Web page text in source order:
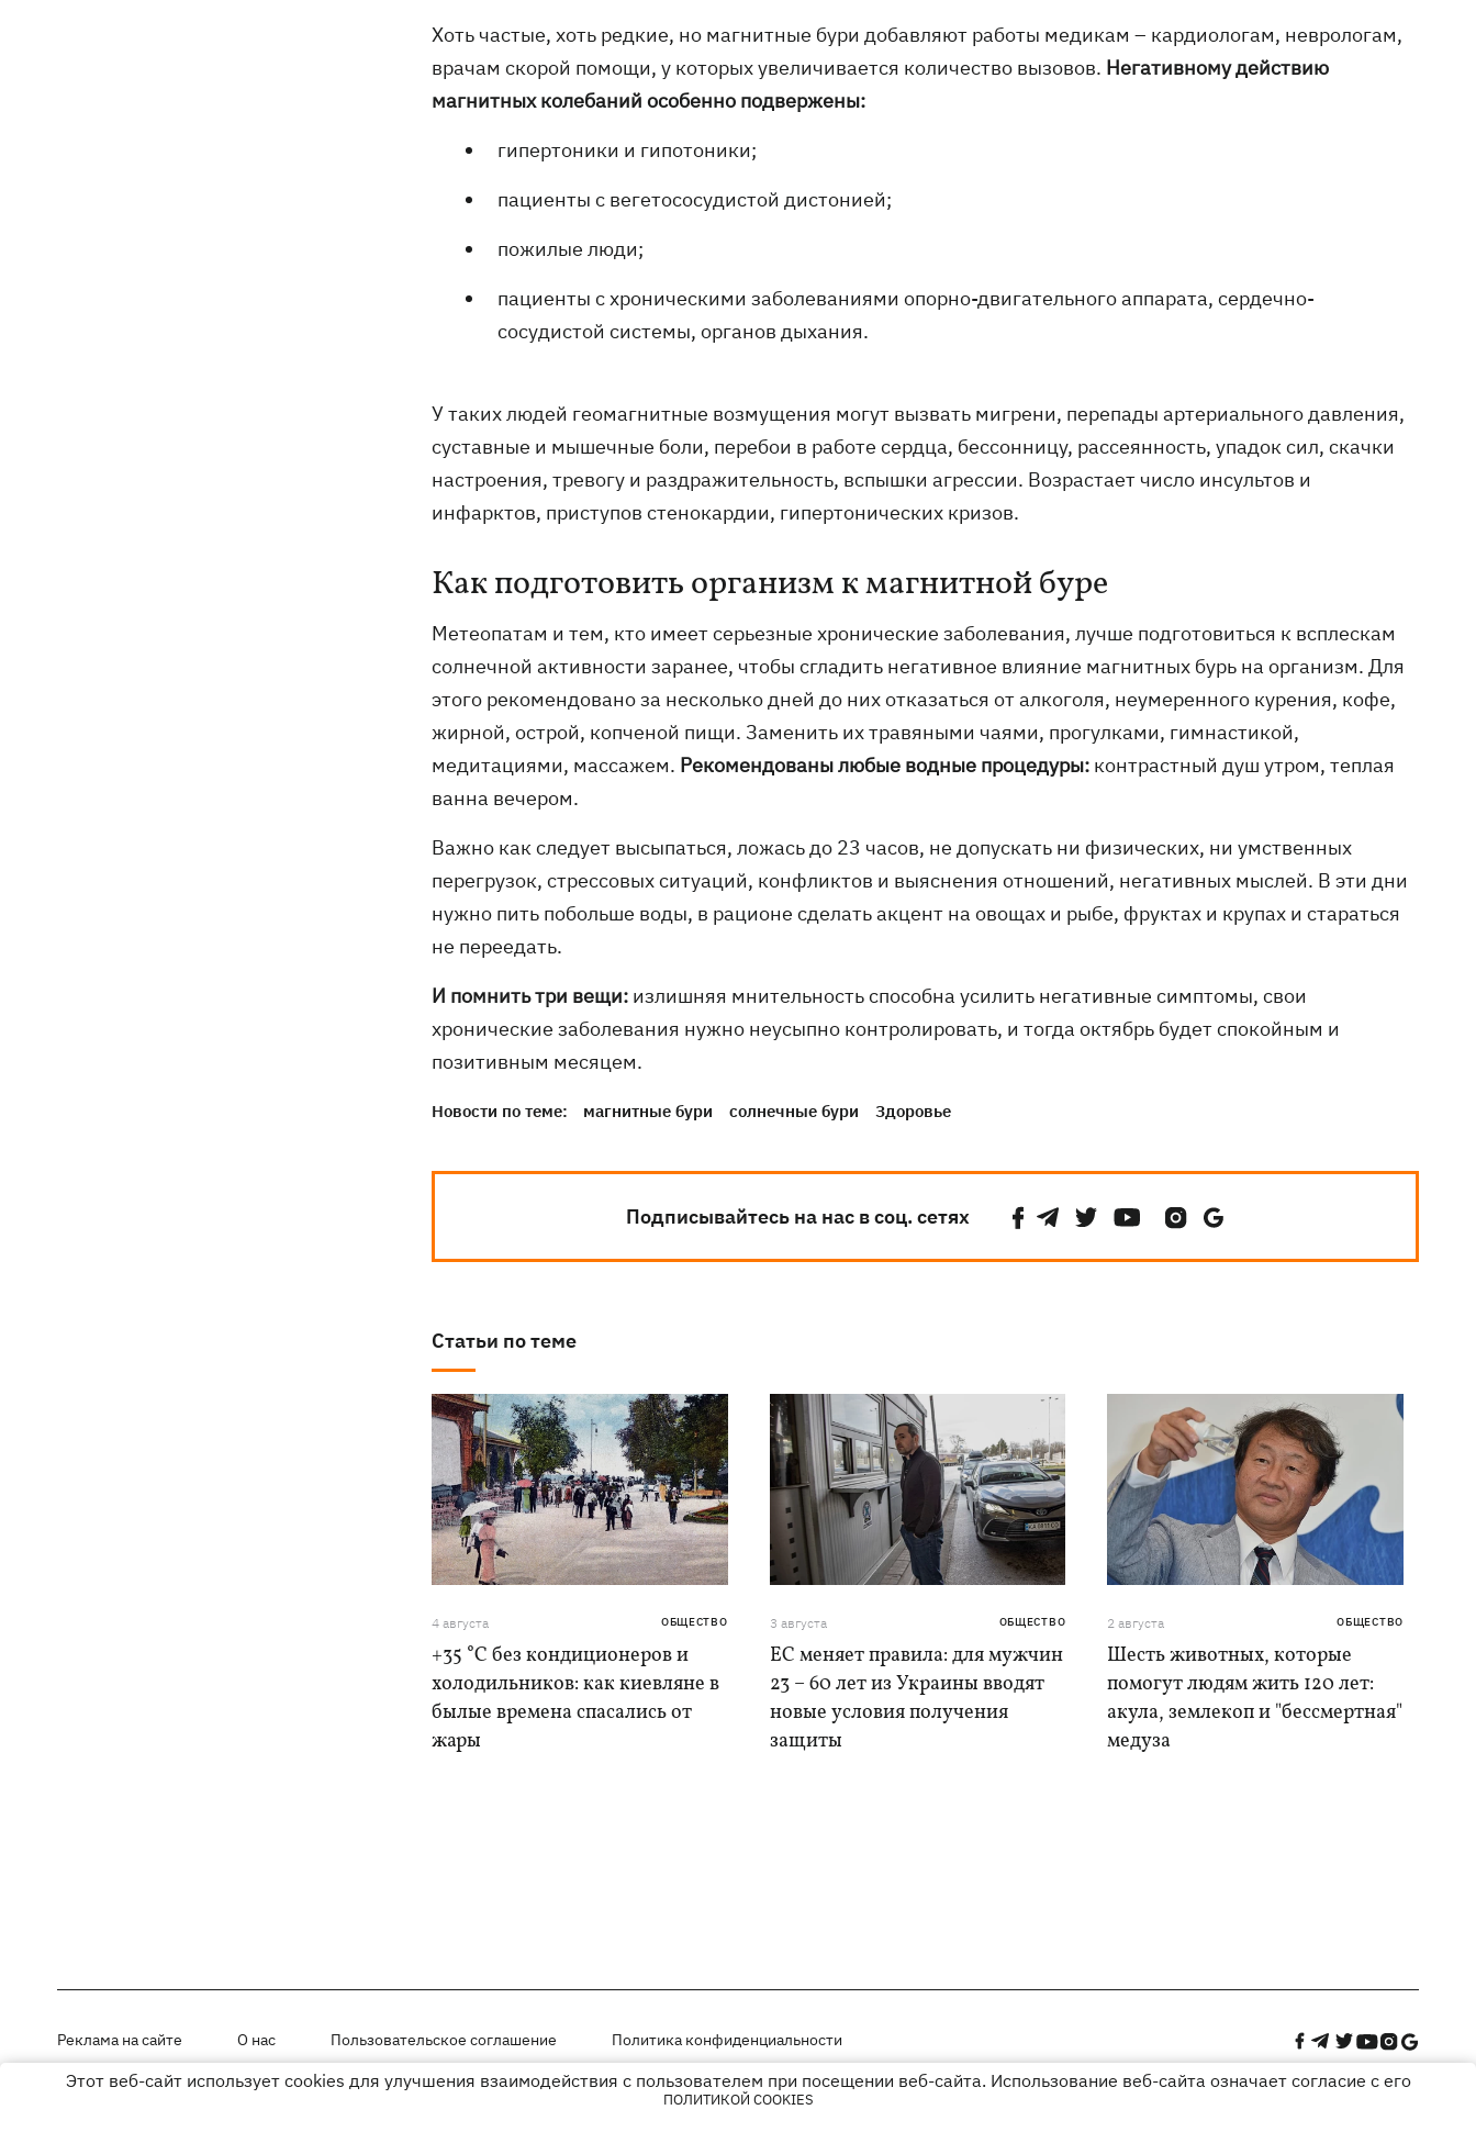
Хоть частые, хоть редкие, но магнитные бури добавляют работы медикам – кардиологам, неврологам,
врачам скорой помощи, у которых увеличивается количество вызовов. Негативному действию
магнитных колебаний особенно подвержены:
гипертоники и гипотоники;
пациенты с вегетососудистой дистонией;
пожилые люди;
пациенты с хроническими заболеваниями опорно-двигательного аппарата, сердечно-
сосудистой системы, органов дыхания.
У таких людей геомагнитные возмущения могут вызвать мигрени, перепады артериального давления,
суставные и мышечные боли, перебои в работе сердца, бессонницу, рассеянность, упадок сил, скачки
настроения, тревогу и раздражительность, вспышки агрессии. Возрастает число инсультов и
инфарктов, приступов стенокардии, гипертонических кризов.
Как подготовить организм к магнитной буре
Метеопатам и тем, кто имеет серьезные хронические заболевания, лучше подготовиться к всплескам
солнечной активности заранее, чтобы сгладить негативное влияние магнитных бурь на организм. Для
этого рекомендовано за несколько дней до них отказаться от алкоголя, неумеренного курения, кофе,
жирной, острой, копченой пищи. Заменить их травяными чаями, прогулками, гимнастикой,
медитациями, массажем. Рекомендованы любые водные процедуры: контрастный душ утром, теплая
ванна вечером.
Важно как следует высыпаться, ложась до 23 часов, не допускать ни физических, ни умственных
перегрузок, стрессовых ситуаций, конфликтов и выяснения отношений, негативных мыслей. В эти дни
нужно пить побольше воды, в рационе сделать акцент на овощах и рыбе, фруктах и крупах и стараться
не переедать.
И помнить три вещи: излишняя мнительность способна усилить негативные симптомы, свои
хронические заболевания нужно неусыпно контролировать, и тогда октябрь будет спокойным и
позитивным месяцем.
Новости по теме: магнитные бури солнечные бури Здоровье
Подписывайтесь на нас в соц. сетях
Статьи по теме
4 августа ОБЩЕСТВО
+35 °C без кондиционеров и
холодильников: как киевляне в
былые времена спасались от
жары
3 августа ОБЩЕСТВО
ЕС меняет правила: для мужчин
23 – 60 лет из Украины вводят
новые условия получения
защиты
2 августа ОБЩЕСТВО
Шесть животных, которые
помогут людям жить 120 лет:
акула, землекоп и "бессмертная"
медуза
Реклама на сайте О нас Пользовательское соглашение Политика конфиденциальности
Материалы под рубриками «Новости компании», «PR» и «Факт» размещены на правах рекламы
Этот веб-сайт использует cookies для улучшения взаимодействия с пользователем при посещении веб-сайта. Использование веб-сайта означает согласие с его
ПОЛИТИКОЙ COOKIES